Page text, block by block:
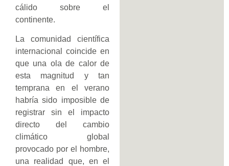
cálido sobre el
continente.
La comunidad científica
internacional coincide en
que una ola de calor de
esta magnitud y tan
temprana en el verano
habría sido imposible de
registrar sin el impacto
directo del cambio
climático global
provocado por el hombre,
una realidad que, en el